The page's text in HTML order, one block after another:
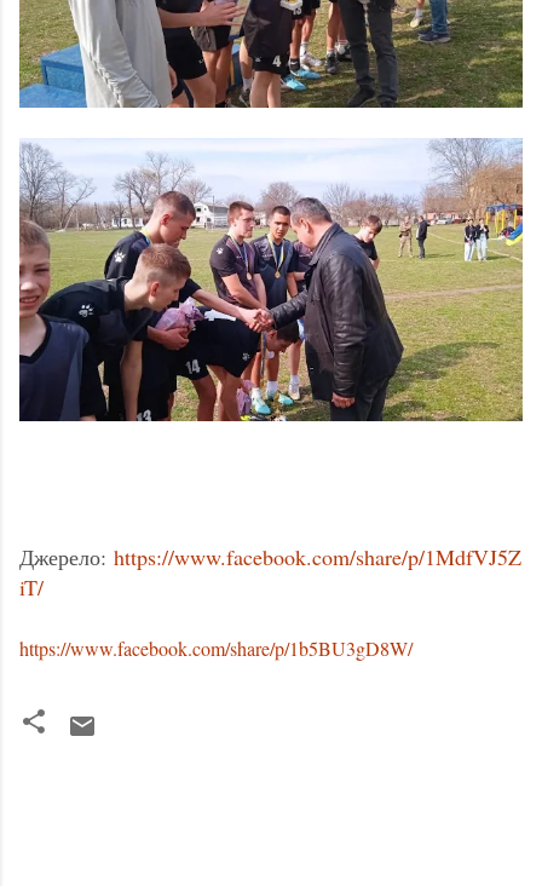
Джерело: https://www.facebook.com/share/p/1MdfVJ5Z
iT/
https://www.facebook.com/share/p/1b5BU3gD8W/